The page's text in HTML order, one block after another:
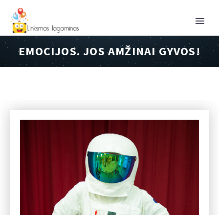
EMOCIJOS. JOS AMŽINAI GYVOS!